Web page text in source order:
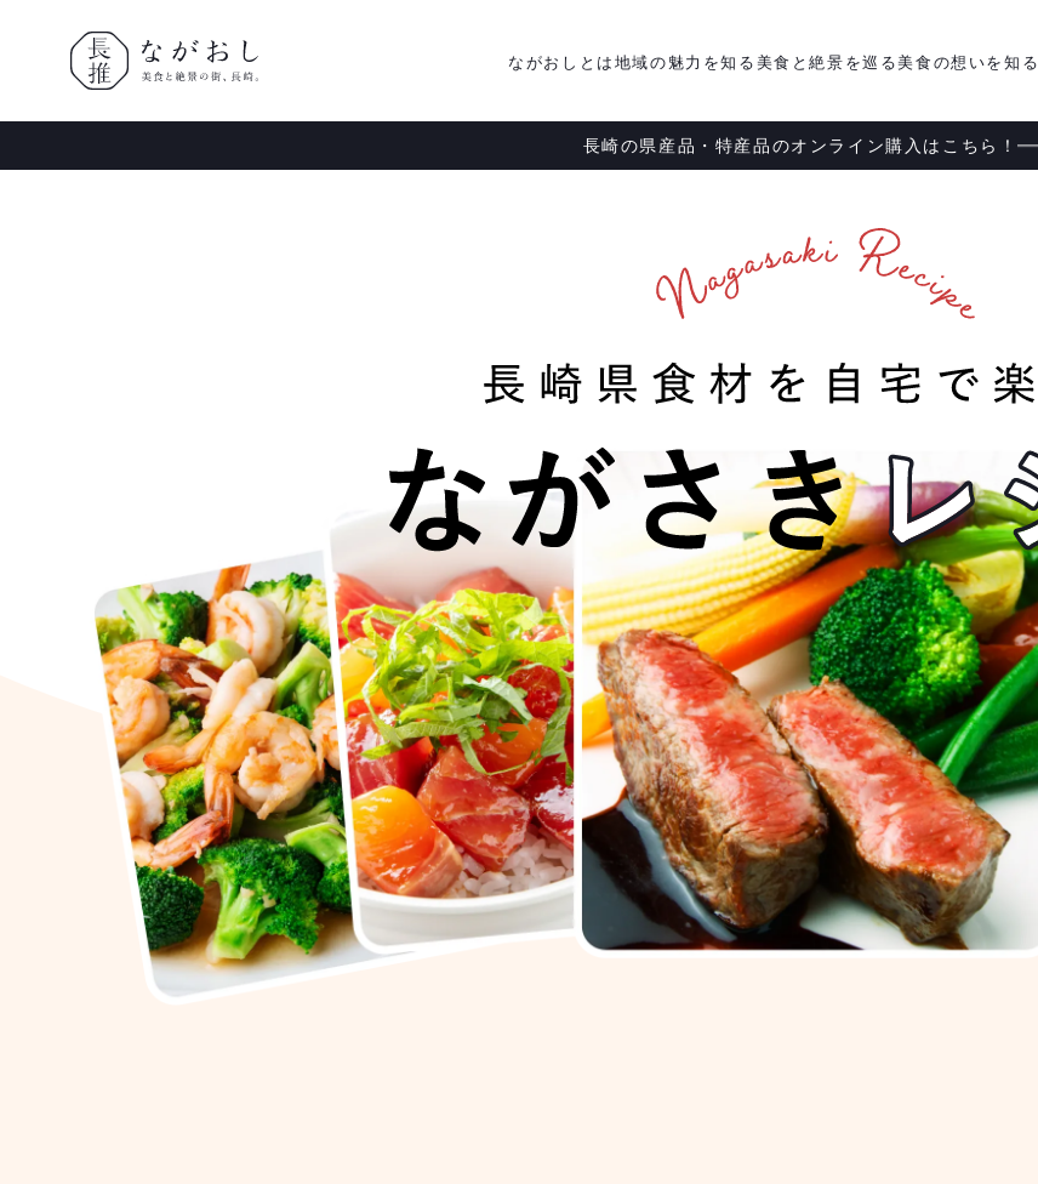
ながおし
ながおしとは 地域の魅力を知る 美食と絶景を巡る美食の想いを知る
長崎の県産品・特産品のオンライン購入はこちら！